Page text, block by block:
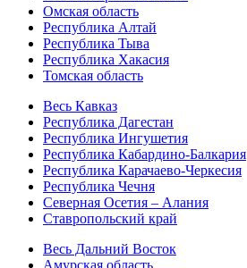
Омская область
Республика Алтай
Республика Тыва
Республика Хакасия
Томская область
Весь Кавказ
Республика Дагестан
Республика Ингушетия
Республика Кабардино-Балкария
Республика Карачаево-Черкесия
Республика Чечня
Северная Осетия – Алания
Ставропольский край
Весь Дальний Восток
Амурская область